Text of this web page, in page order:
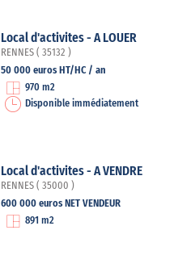
Local d'activites - A LOUER
RENNES ( 35132 )
50 000 euros HT/HC / an
970 m2
Disponible immédiatement
Local d'activites - A VENDRE
RENNES ( 35000 )
600 000 euros NET VENDEUR
891 m2